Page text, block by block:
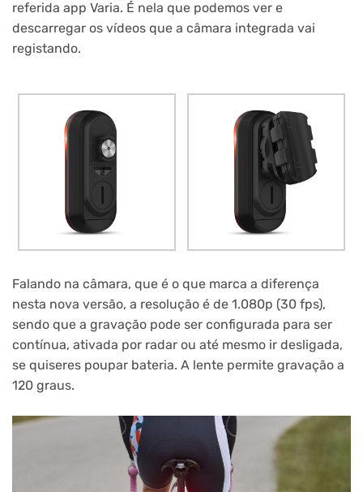
referida app Varia. É nela que podemos ver e
descarregar os vídeos que a câmara integrada vai
registando.
Falando na câmara, que é o que marca a diferença
nesta nova versão, a resolução é de 1.080p (30 fps),
sendo que a gravação pode ser configurada para ser
contínua, ativada por radar ou até mesmo ir desligada,
se quiseres poupar bateria. A lente permite gravação a
120 graus.